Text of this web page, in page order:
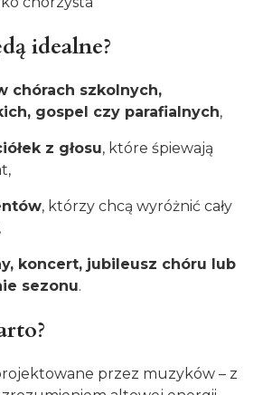
idealne?
chórach szkolnych,
gospel czy parafialnych,
z głosu, które śpiewają
, którzy chcą wyróżnić cały
koncert, jubileusz chóru lub
sezonu.
przez muzyków – z